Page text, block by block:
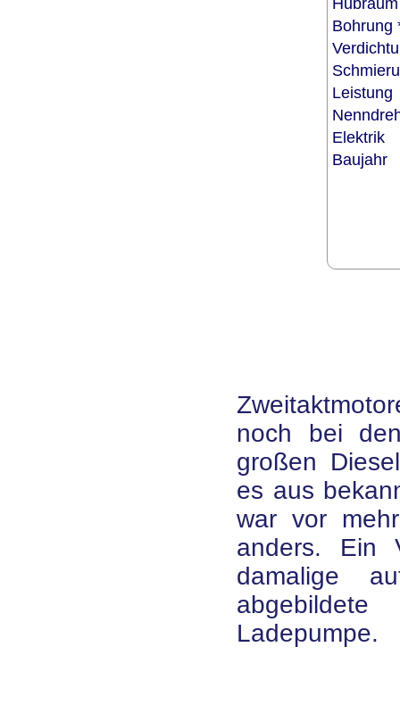
Elektrik
Baujahr
noch bei
großen
es aus
war vor
anders. Ein
damalige
Ladepumpe.